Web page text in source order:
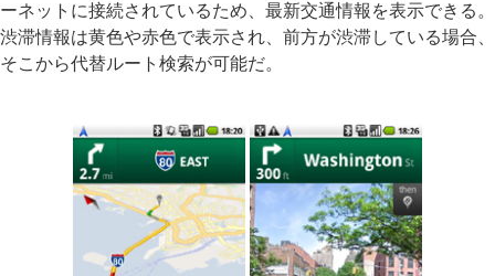
ーネットに接続されているため、最新交通情報を表示できる。
渋滞情報は黄色や赤色で表示され、前方が渋滞している場合、
そこから代替ルート検索が可能だ。